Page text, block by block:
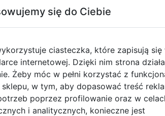
na butelkę z napojem
600D specjalnie
komfortu
szelki pozwalają dopasować
zawiesić plecak na wieszaku lub
się do Ciebie
ciasteczka, które zapisują się
internetowej. Dzięki nim strona działa
Żeby móc w pełni korzystać z
sklepu, w tym, aby dopasować treść
poprzez profilowanie oraz w
i analitycznych, konieczne jest